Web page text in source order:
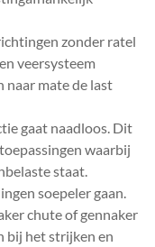
zonder ratel
veersysteem
naar mate de last
gaat naadloos. Dit
waarbij
staat.
soepeler gaan.
chute of gennaker
bij het strijken en